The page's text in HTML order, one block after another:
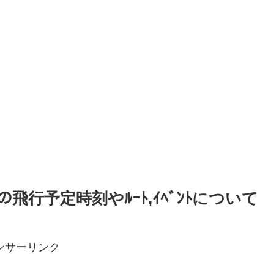
飛行予定時刻やﾙｰﾄ,ｲﾍﾞﾝﾄについて
サーリンク